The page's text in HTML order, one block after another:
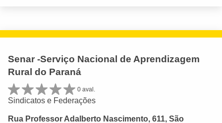
Senar -Serviço Nacional de Aprendizagem
Rural do Paraná
0 aval.
Sindicatos e Federações
Rua Professor Adalberto Nascimento, 611, São